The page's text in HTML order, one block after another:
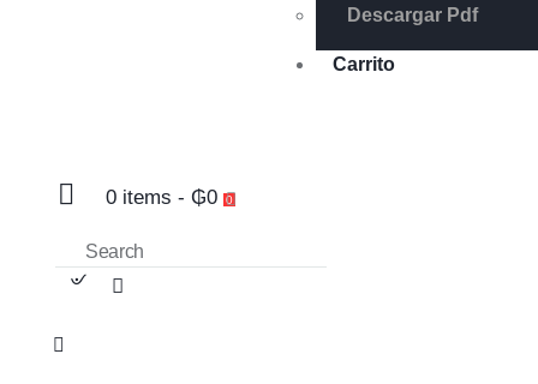
Descargar Pdf
Carrito
0 items - ₲0 0